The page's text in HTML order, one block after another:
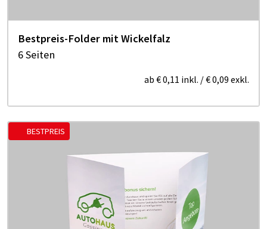
Bestpreis-Folder mit Wickelfalz
6 Seiten
ab € 0,11 inkl. /€ 0,09 exkl.
BESTPREIS